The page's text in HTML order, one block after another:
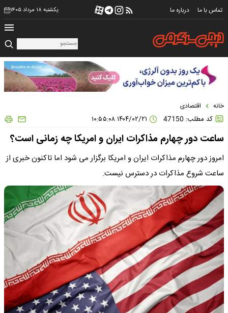
تماس با ما درباره ما یکشنبه ۱۸ مرداد ۱۴۰۵
خانه اقتصادی
کد مطلب: 47150
ساعت دور چهارم مذاکرات ایران و امریکا چه زمانی است؟
امروز دور چهارم مذاکرات ایران و امریکا برگزار می شود اما تاکنون خبری از
ساعت شروع مذاکرات در دسترس نیست.